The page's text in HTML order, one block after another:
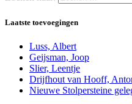
Laatste toevoegingen
Luss, Albert
Geijsman, Joop
Slier, Leentje
Drijfhout van Hooff,
Nieuwe Stolpersteine